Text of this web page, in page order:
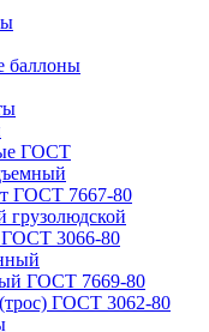
баллоны
ГОСТ
ГОСТ 7667-80
грузолюдской
ГОСТ 3066-80
ГОСТ 7669-80
ГОСТ 3062-80